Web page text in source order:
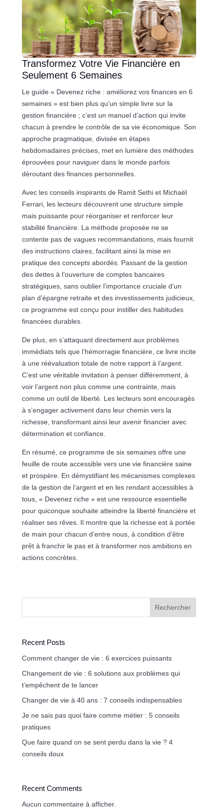
Transformez Votre Vie Financière en
Seulement 6 Semaines
Le guide « Devenez riche : améliorez vos finances en 6
semaines » est bien plus qu’un simple livre sur la
gestion financière ; c’est un manuel d’action qui invite
chacun à prendre le contrôle de sa vie économique. Son
approche pragmatique, divisée en étapes
hebdomadaires précises, met en lumière des méthodes
éprouvées pour naviguer dans le monde parfois
déroutant des finances personnelles.
Avec les conseils inspirants de Ramit Sethi et Michaël
Ferrari, les lecteurs découvrent une structure simple
mais puissante pour réorganiser et renforcer leur
stabilité financière. La méthode proposée ne se
contente pas de vagues recommandations, mais fournit
des instructions claires, facilitant ainsi la mise en
pratique des concepts abordés. Passant de la gestion
des dettes à l’ouverture de comptes bancaires
stratégiques, sans oublier l’importance cruciale d’un
plan d’épargne retraite et des investissements judicieux,
ce programme est conçu pour instiller des habitudes
financées durables.
De plus, en s’attaquant directement aux problèmes
immédiats tels que l’hémorragie financière, ce livre incite
à une réévaluation totale de notre rapport à l’argent.
C’est une véritable invitation à penser différemment, à
voir l’argent non plus comme une contrainte, mais
comme un outil de liberté. Les lecteurs sont encouragés
à s’engager activement dans leur chemin vers la
richesse, transformant ainsi leur avenir financier avec
détermination et confiance.
En résumé, ce programme de six semaines offre une
feuille de route accessible vers une vie financière saine
et prospère. En démystifiant les mécanismes complexes
de la gestion de l’argent et en les rendant accessibles à
tous, « Devenez riche » est une ressource essentielle
pour quiconque souhaite atteindre la liberté financière et
réaliser ses rêves. Il montre que la richesse est à portée
de main pour chacun d’entre nous, à condition d’être
prêt à franchir le pas et à transformer nos ambitions en
actions concrètes.
Rechercher
Recent Posts
Comment changer de vie : 6 exercices puissants
Changement de vie : 6 solutions aux problèmes qui
t’empêchent de te lancer
Changer de vie à 40 ans : 7 conseils indispensables
Je ne sais pas quoi faire comme métier : 5 conseils
pratiques
Que faire quand on se sent perdu dans la vie ? 4
conseils doux
Recent Comments
Aucun commentaire à afficher.